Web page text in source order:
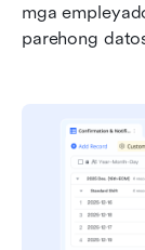
mga
parehong